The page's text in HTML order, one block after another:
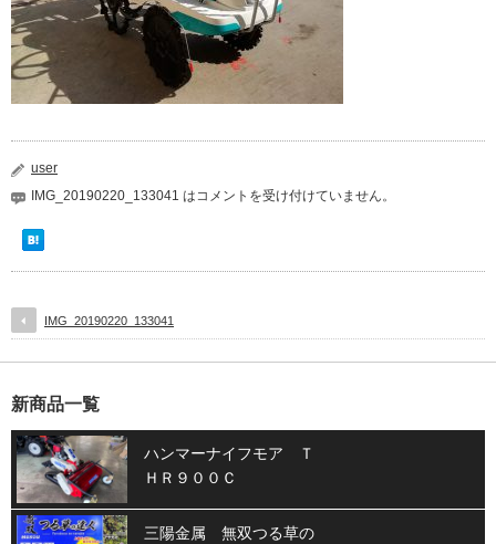
user
IMG_20190220_133041 はコメントを受け付けていません。
IMG_20190220_133041
新商品一覧
ハンマーナイフモア Ｔ
ＨＲ９００Ｃ
三陽金属 無双つる草の